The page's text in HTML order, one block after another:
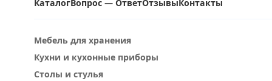
КаталогВопрос — ОтветОтзывыКонтакты
Столы и стулья
Мебель для хранения
Кухни и кухонные приборы
Столы и стулья